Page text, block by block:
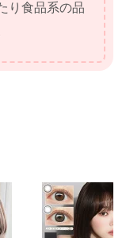
り食品系の品